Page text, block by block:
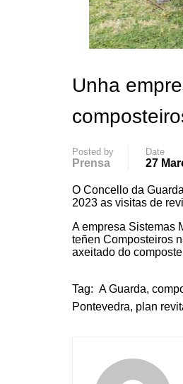
Unha
Posted by
Prensa
Date
27
O Concello da
2023 as visitas de
A empresa Sistemas
teñen Composteiros
axeitado do
Tag: A Guarda,
Pontevedra, plan